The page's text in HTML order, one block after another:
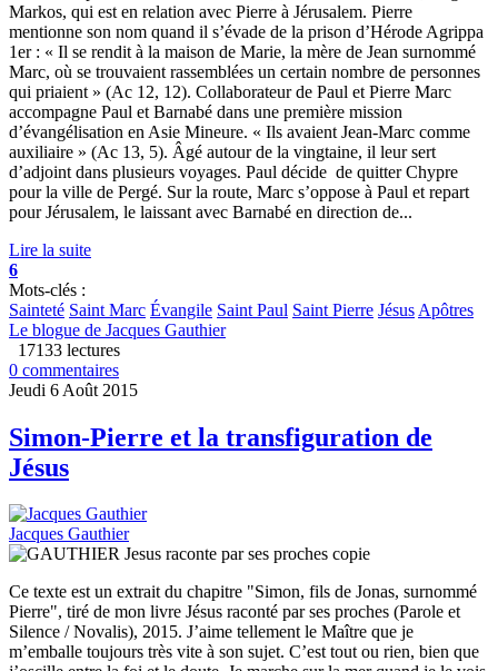
Markos, qui est en relation avec Pierre à Jérusalem. Pierre
mentionne son nom quand il s’évade de la prison d’Hérode Agrippa
1er : « Il se rendit à la maison de Marie, la mère de Jean surnommé
Marc, où se trouvaient rassemblées un certain nombre de personnes
qui priaient » (Ac 12, 12). Collaborateur de Paul et Pierre Marc
accompagne Paul et Barnabé dans une première mission
d’évangélisation en Asie Mineure. « Ils avaient Jean-Marc comme
auxiliaire » (Ac 13, 5). Âgé autour de la vingtaine, il leur sert
d’adjoint dans plusieurs voyages. Paul décide de quitter Chypre
pour la ville de Pergé. Sur la route, Marc s’oppose à Paul et repart
pour Jérusalem, le laissant avec Barnabé en direction de...
Lire la suite
6
Mots-clés :
Sainteté Saint Marc Évangile Saint Paul Saint Pierre Jésus Apôtres
Le blogue de Jacques Gauthier
17133 lectures
0 commentaires
Jeudi 6 Août 2015
Simon-Pierre et la transfiguration de
Jésus
Jacques Gauthier
Ce texte est un extrait du chapitre "Simon, fils de Jonas, surnommé
Pierre", tiré de mon livre Jésus raconté par ses proches (Parole et
Silence / Novalis), 2015. J’aime tellement le Maître que je
m’emballe toujours très vite à son sujet. C’est tout ou rien, bien que